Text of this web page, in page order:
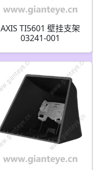
AXIS TI5601 壁挂支架
03241-001